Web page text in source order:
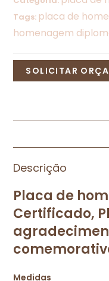
Tags: placa de
homenagem
SOLICITAR
Descrição
Placa de
Certificado,
Medidas